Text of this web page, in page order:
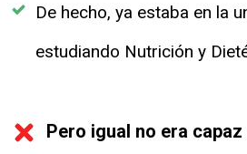
De hecho, ya estaba en la
estudiando Nutrición y
Pero igual no era